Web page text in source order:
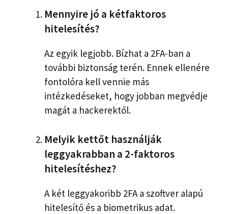
Mennyire jó a kétfaktoros
hitelesítés?
Az egyik legjobb. Bízhat a 2FA-ban a
további biztonság terén. Ennek ellenére
fontolóra kell vennie más
intézkedéseket, hogy jobban megvédje
magát a hackerektől.
Melyik kettőt használják
leggyakrabban a 2-faktoros
hitelesítéshez?
A két leggyakoribb 2FA a szoftver alapú
hitelesítő és a biometrikus adat.